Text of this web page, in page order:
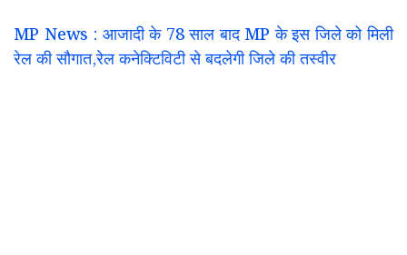
MP News : आजादी के 78 साल बाद MP के इस जिले को मिली
रेल की सौगात,रेल कनेक्टिविटी से बदलेगी जिले की तस्वीर